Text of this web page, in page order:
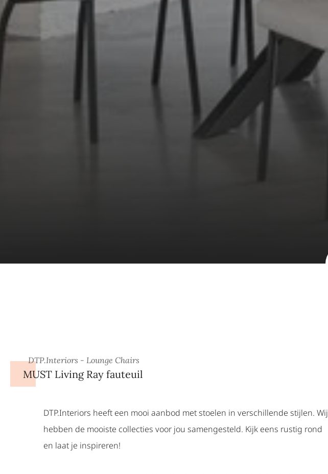
DTP.Interiors - Lounge Chairs
MUST Living Ray fauteuil
DTP.Interiors heeft een mooi aanbod met stoelen in verschillende stijlen. Wij
hebben de mooiste collecties voor jou samengesteld. Kijk eens rustig rond
en laat je inspireren!